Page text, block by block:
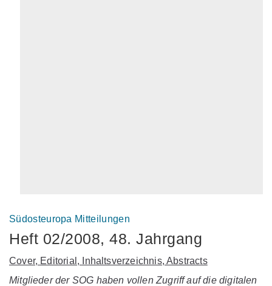
Südosteuropa Mitteilungen
Heft 02/2008, 48. Jahrgang
Cover, Editorial, Inhaltsverzeichnis, Abstracts
Mitglieder der SOG haben vollen Zugriff auf die digitalen